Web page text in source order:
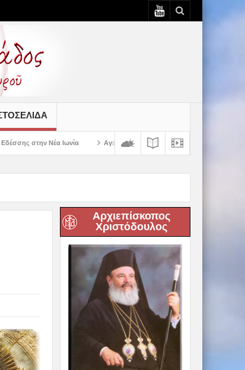
Αγιασμός των πρώτων ολοκληρωμένων κελιών της Παλαιάς Ιεράς
Αρχιεπίσκοπος
Χριστόδουλος